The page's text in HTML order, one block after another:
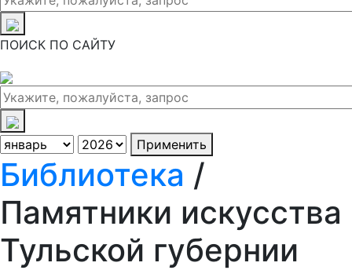
ПОИСК ПО САЙТУ
Применить
Библиотека /
Памятники искусства
Тульской губернии